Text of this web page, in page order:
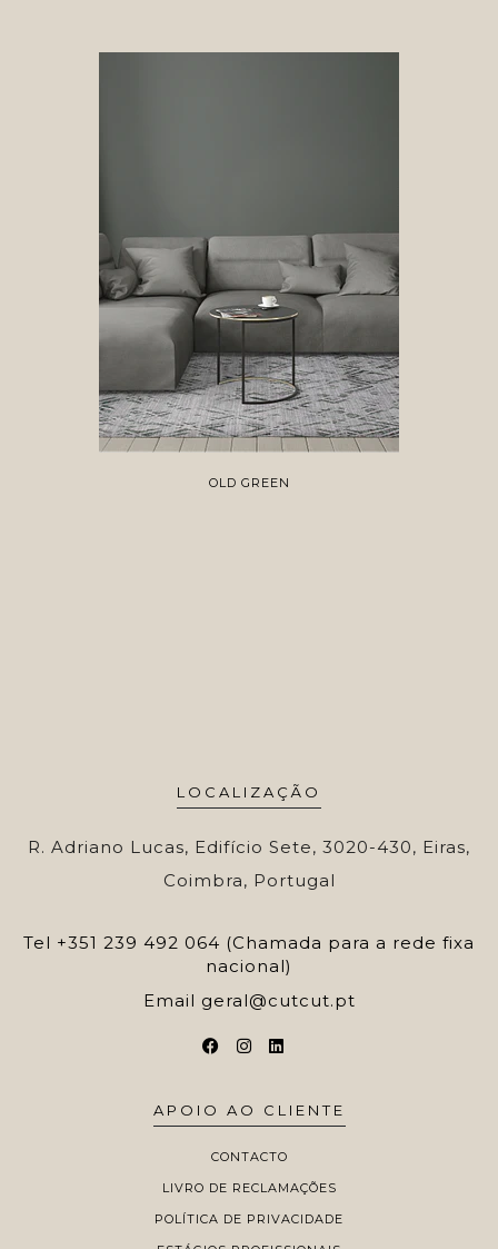
OLD GREEN
LOCALIZAÇÃO
R. Adriano Lucas, Edifício Sete, 3020-430, Eiras,
Coimbra, Portugal
Tel +351 239 492 064 (Chamada para a rede fixa
nacional)
Email geral@cutcut.pt
APOIO AO CLIENTE
CONTACTO
LIVRO DE RECLAMAÇÕES
POLÍTICA DE PRIVACIDADE